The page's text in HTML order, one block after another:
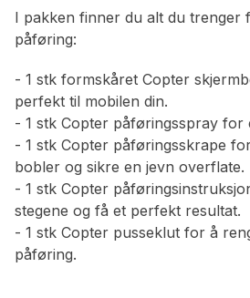
I pakken finner du alt du trenger
påføring:
- 1 stk formskåret Copter
perfekt til mobilen din.
- 1 stk Copter påføringsspray for
- 1 stk Copter påføringsskrape
bobler og sikre en jevn overflate.
- 1 stk Copter
stegene og få et perfekt resultat.
- 1 stk Copter pusseklut for å
påføring.